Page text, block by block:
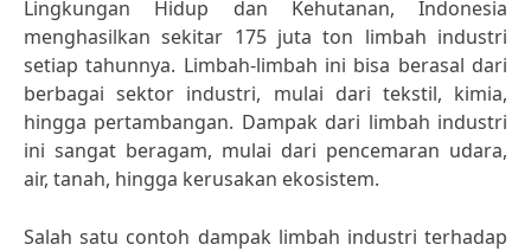
Lingkungan Hidup dan Kehutanan, Indonesia
menghasilkan sekitar 175 juta ton limbah industri
setiap tahunnya. Limbah-limbah ini bisa berasal dari
berbagai sektor industri, mulai dari tekstil, kimia,
hingga pertambangan. Dampak dari limbah industri
ini sangat beragam, mulai dari pencemaran udara,
air, tanah, hingga kerusakan ekosistem.
Salah satu contoh dampak limbah industri terhadap